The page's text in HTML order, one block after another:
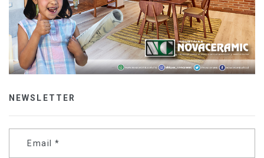
NEWSLETTER
Email *